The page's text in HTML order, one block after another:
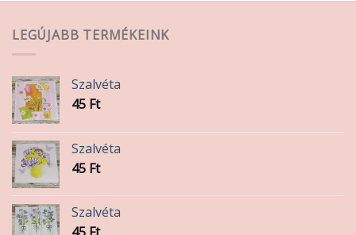
LEGÚJABB TERMÉKEINK
Szalvéta
45 Ft
Szalvéta
45 Ft
Szalvéta